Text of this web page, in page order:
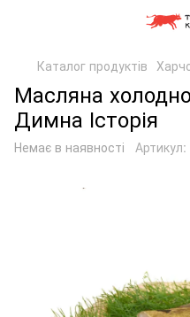
Каталог продуктів
Масляна
Димна Історія
Немає в наявності Артикул: